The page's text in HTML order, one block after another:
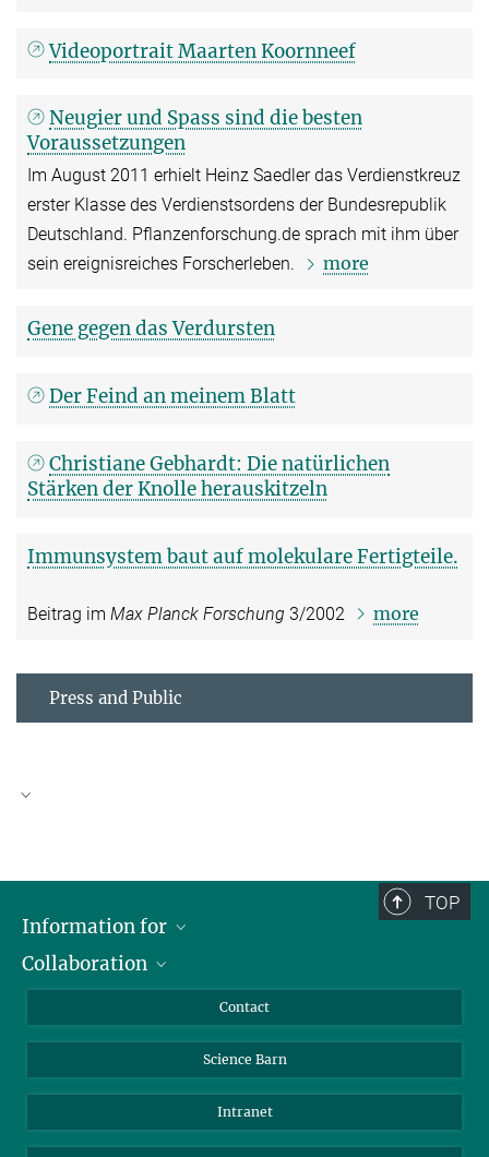
Videoportrait Maarten Koornneef
Neugier und Spass sind die besten
Voraussetzungen
Im August 2011 erhielt Heinz Saedler das Verdienstkreuz
erster Klasse des Verdienstsordens der Bundesrepublik
Deutschland. Pflanzenforschung.de sprach mit ihm über
sein ereignisreiches Forscherleben.
more
Gene gegen das Verdursten
Der Feind an meinem Blatt
Christiane Gebhardt: Die natürlichen
Stärken der Knolle herauskitzeln
Immunsystem baut auf molekulare Fertigteile.
Beitrag im Max Planck Forschung 3/2002 more
Press and Public
TOP
Information for
Students
Collaboration
Cluster of Excellence on Plant Sciences (CEPLAS)
Contact
Science Barn
Intranet